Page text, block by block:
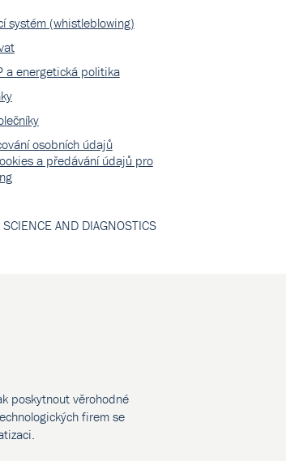
systém (whistleblowing)
a energetická politika
osobních údajů
a předávání údajů pro
AND DIAGNOSTICS
poskytnout věrohodné
firem se